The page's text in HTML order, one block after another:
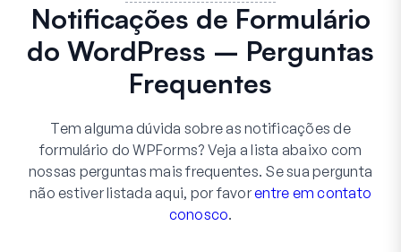
Notificações de Formulário
do WordPress – Perguntas
Frequentes
Tem alguma dúvida sobre as notificações de
formulário do WPForms? Veja a lista abaixo com
nossas perguntas mais frequentes. Se sua pergunta
não estiver listada aqui, por favorentre em contato
conosco.